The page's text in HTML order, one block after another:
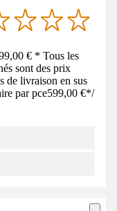
€ * Tous les
sont des prix
de livraison en sus
par pce599,00 €*/